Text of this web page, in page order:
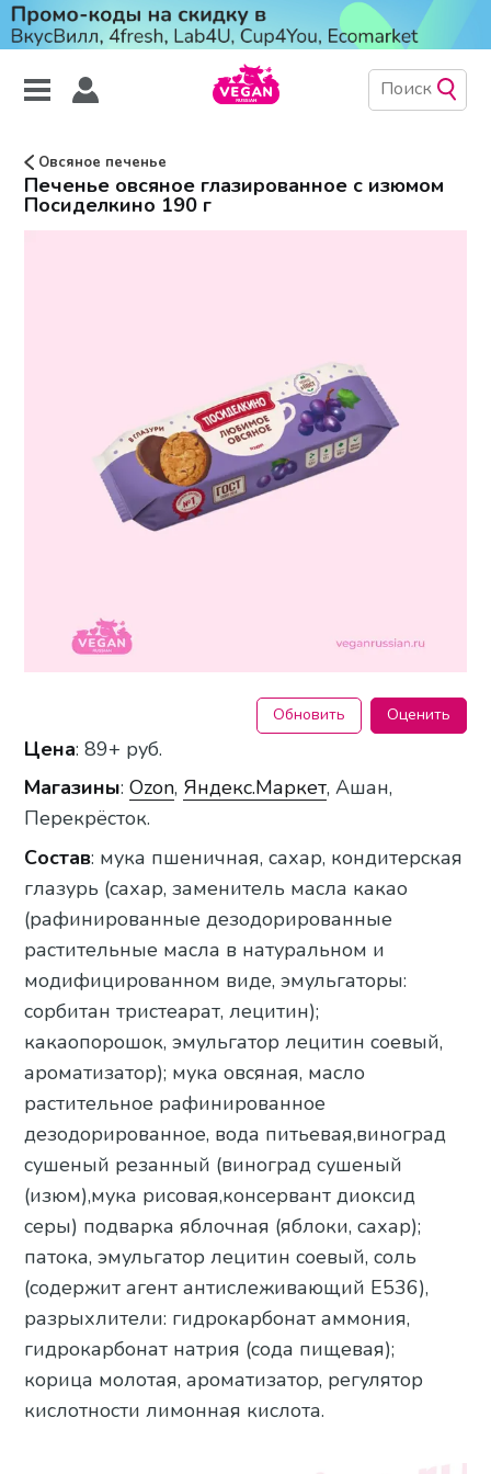
Овсяное печенье
Печенье овсяное глазированное с изюмом
Посиделкино 190 г
Обновить Оценить
Цена: 89+ руб.
Магазины:Ozon, Яндекс.Маркет, Ашан,
Перекрёсток.
Состав: мука пшеничная, сахар, кондитерская
глазурь (сахар, заменитель масла какао
(рафинированные дезодорированные
растительные масла в натуральном и
модифицированном виде, эмульгаторы:
сорбитан тристеарат, лецитин);
какаопорошок, эмульгатор лецитин соевый,
ароматизатор); мука овсяная, масло
растительное рафинированное
дезодорированное, вода питьевая,виноград
сушеный резанный (виноград сушеный
(изюм),мука рисовая,консервант диоксид
серы) подварка яблочная (яблоки, сахар);
патока, эмульгатор лецитин соевый, соль
(содержит агент антислеживающий Е536),
разрыхлители: гидрокарбонат аммония,
гидрокарбонат натрия (сода пищевая);
корица молотая, ароматизатор, регулятор
кислотности лимонная кислота.